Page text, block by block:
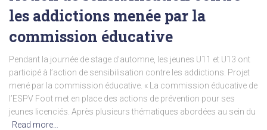
les addictions menée par la
commission éducative
Pendant la journée de stage d’automne, les jeunes U11 et U13 ont
participé à l’action de sensibilisation contre les addictions. Projet
mené par la commission éducative. « La commission éducative de
l’ESPV Foot met en place des actions de prévention pour ses
jeunes licenciés. Après plusieurs thématiques abordées au sein du
Read more…